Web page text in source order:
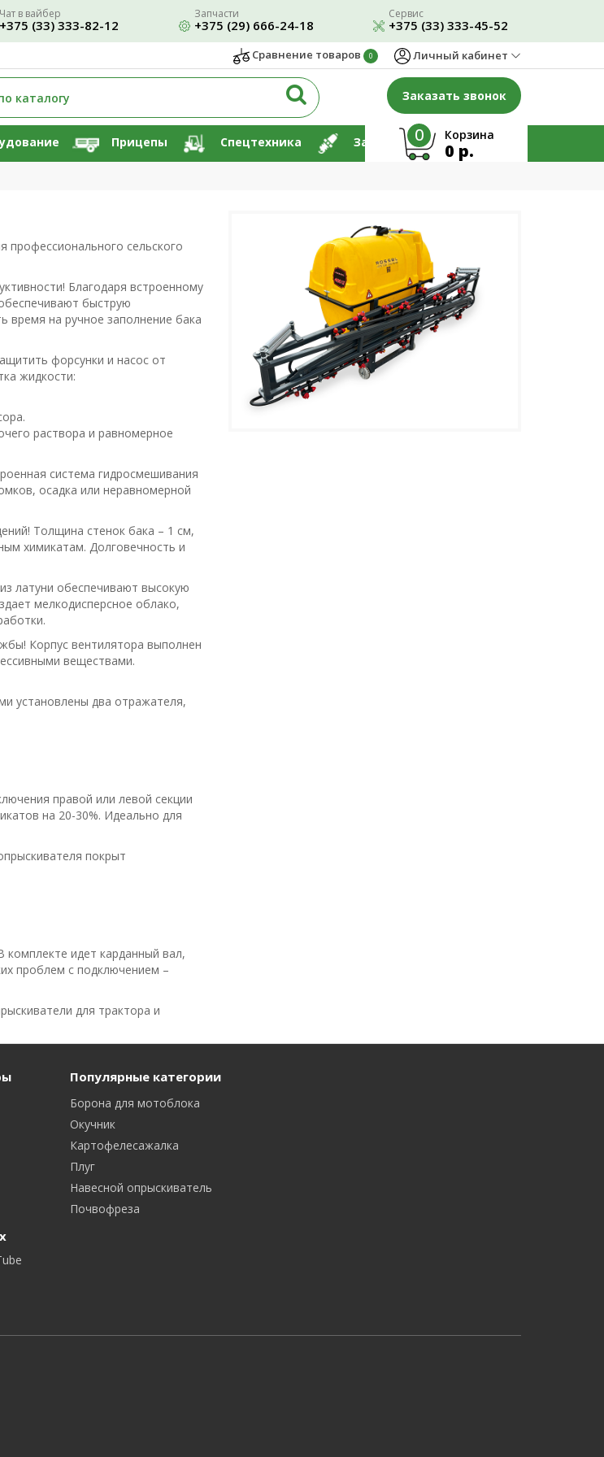
Чат в вайбер
+375 (33) 333-82-12
Запчасти
+375 (29) 666-24-18
Сервис
+375 (33) 333-45-52
Сравнение товаров 0 Личный кабинет
Заказать звонок
Корзина
0
0 р.
Прицепы Спецтехника Запчасти Ремонт
сельского
Благодаря встроенному
быструю
время на ручное заполнение бака
форсунки и насос от
жидкости:
раствора и равномерное
система гидросмешивания
осадка или неравномерной
Толщина стенок бака – 1 см,
химикатам. Долговечность и
латуни обеспечивают высокую
мелкодисперсное облако,
Корпус вентилятора выполнен
веществами.
установлены два отражателя,
правой или левой секции
на 20-30%. Идеально для
покрыт
идет карданный вал,
проблем с подключением –
для трактора и
Популярные категории
Борона для мотоблока
Окучник
Картофелесажалка
Плуг
Навесной опрыскиватель
Почвофреза